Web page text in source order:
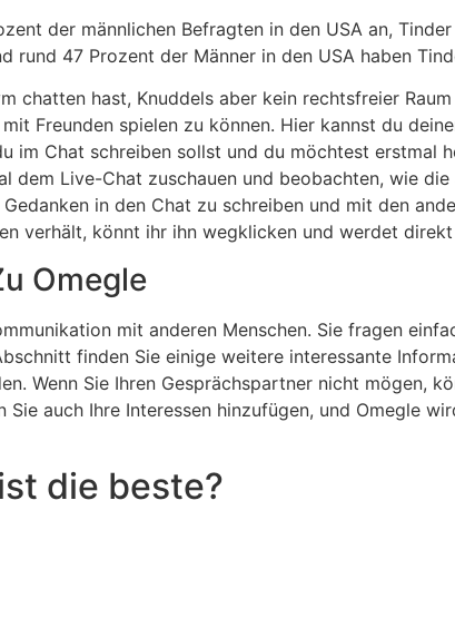
der männlichen Befragten in den USA an,
rund 47 Prozent der Männer in den USA haben
chatten hast, Knuddels aber kein rechtsfreier
Freunden spielen zu können. Hier kannst du
im Chat schreiben sollst und du möchtest erstmal
dem Live-Chat zuschauen und beobachten, wie
in den Chat zu schreiben und mit den
verhält, könnt ihr ihn wegklicken und werdet
Omegle
mit anderen Menschen. Sie fragen
finden Sie einige weitere interessante
Wenn Sie Ihren Gesprächspartner nicht mögen,
auch Ihre Interessen hinzufügen, und Omegle
die beste?